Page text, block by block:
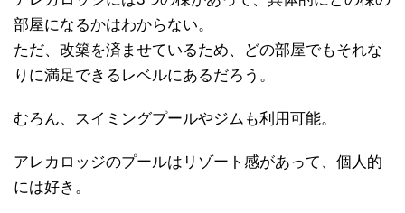
部屋になるかはわからない。
ただ、改築を済ませているため、どの部屋でもそれな
りに満足できるレベルにあるだろう。
むろん、スイミングプールやジムも利用可能。
アレカロッジのプールはリゾート感があって、個人的
には好き。